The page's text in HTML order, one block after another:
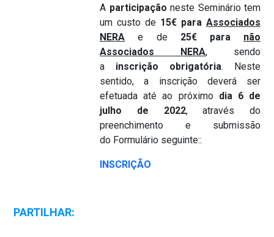
A participação neste Seminário tem
um custo de 15€ para Associados
NERA e de 25€ para não
Associados NERA, sendo
a inscrição obrigatória. Neste
sentido, a inscrição deverá ser
efetuada até ao próximo dia 6 de
julho de 2022, através do
preenchimento e submissão
do Formulário seguinte::
INSCRIÇÃO
PARTILHAR: